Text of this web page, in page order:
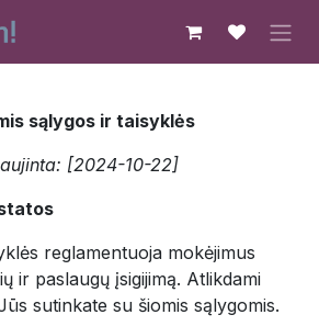
sąlygos ir taisyklės
[2024-10-22]
reglamentuoja mokėjimus
ir paslaugų įsigijimą. Atlikdami
sutinkate su šiomis sąlygomis.